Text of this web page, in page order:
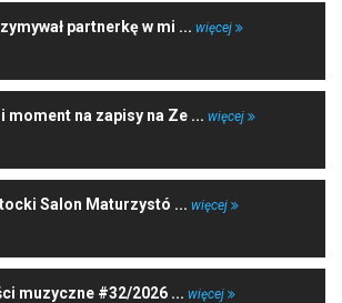
partnerkę w mi ... więcej
moment na zapisy na Ze ... więcej
Salon Maturzystó ... więcej
muzyczne #32/2026 ... więcej